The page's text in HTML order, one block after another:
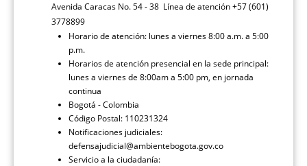
Avenida Caracas No. 54 - 38 Línea de atención +57 (601)
3778899
Horario de atención: lunes a viernes 8:00 a.m. a 5:00
p.m.
Horarios de atención presencial en la sede principal:
lunes a viernes de 8:00am a 5:00 pm, en jornada
continua
Bogotá - Colombia
Código Postal: 110231324
Notificaciones judiciales:
defensajudicial@ambientebogota.gov.co
Servicio a la ciudadanía: